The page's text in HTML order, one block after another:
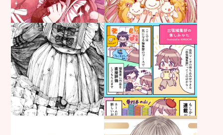
MAIN お仕事
カラーイラスト
制作年：2025年
制作年：2025年
お仕事
ペン画／原画
制作年： 2025年
お仕事
デフォルメ
制作年：2025年